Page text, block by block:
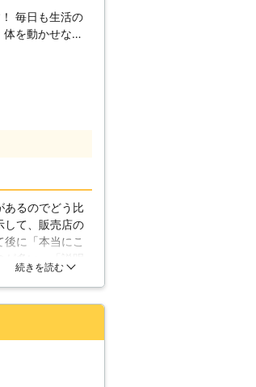
毎日も生活の
を動かせない
の設置方法がわ
どなど。 そん
お客様のお困
親切丁寧をモ
家具の移動や組
ドやカラーボ
心してお任せく
み立てます！
伝いから、不用
く、なんでも
あるのでどう比
して、販売店の
に「本当にこ
多い」「説明
で逆ギレ調
立て直せない
、電話は嫌と
２回目の電話
。もう二度とこ
の中身の違い
続きを読む